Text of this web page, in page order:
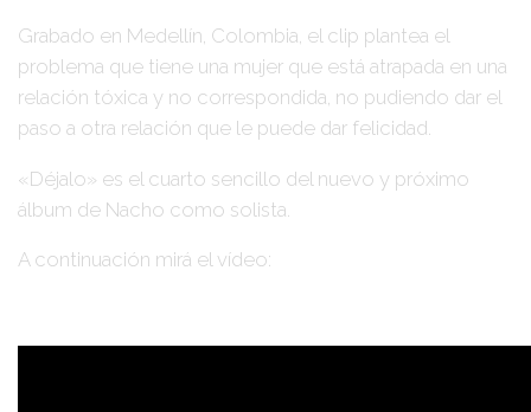
Grabado en Medellín, Colombia , el clip plantea el
problema que tiene una mujer que está atrapada en una
relación tóxica y no correspondida, no pudiendo dar el
paso a otra relación que le puede dar felicidad.
«Déjalo» es el cuarto sencillo del nuevo y próximo
álbum de Nacho como solista.
A continuación mirá el vídeo: